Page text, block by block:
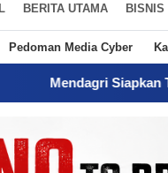
BERITA UTAMA BISNIS
Pedoman Media Cyber
Siapkan Tiga Langkah